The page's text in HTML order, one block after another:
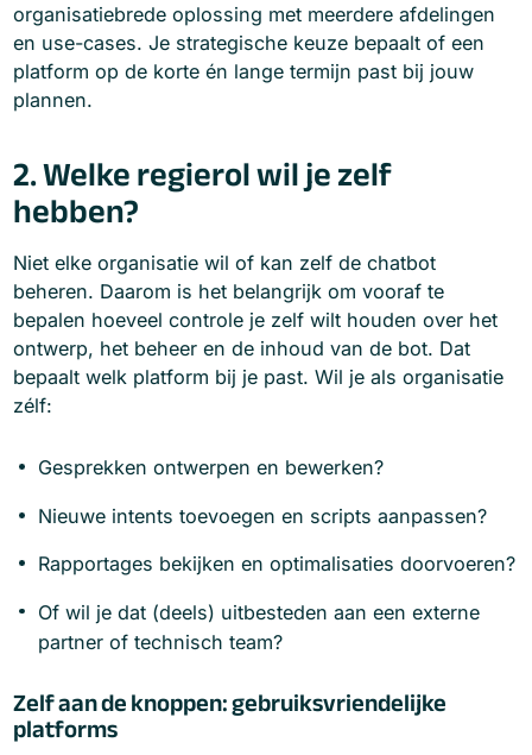
organisatiebrede oplossing met meerdere afdelingen
en use-cases. Je strategische keuze bepaalt of een
platform op de korte én lange termijn past bij jouw
plannen.
2. Welke regierol wil je zelf
hebben?
Niet elke organisatie wil of kan zelf de chatbot
beheren. Daarom is het belangrijk om vooraf te
bepalen hoeveel controle je zelf wilt houden over het
ontwerp, het beheer en de inhoud van de bot. Dat
bepaalt welk platform bij je past. Wil je als organisatie
zélf:
Gesprekken ontwerpen en bewerken?
Nieuwe intents toevoegen en scripts aanpassen?
Rapportages bekijken en optimalisaties doorvoeren?
Of wil je dat (deels) uitbesteden aan een externe
partner of technisch team?
Zelf aan de knoppen: gebruiksvriendelijke
platforms